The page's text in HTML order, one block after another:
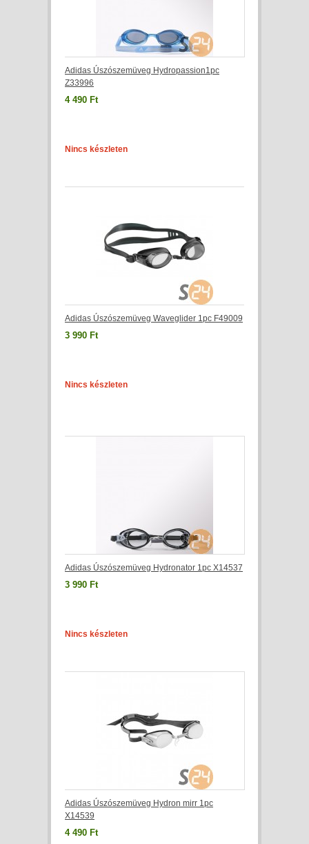
Adidas Úszószemüveg Hydropassion1pc
Z33996
4 490 Ft
Nincs készleten
Adidas Úszószemüveg Waveglider 1pc F49009
3 990 Ft
Nincs készleten
Adidas Úszószemüveg Hydronator 1pc X14537
3 990 Ft
Nincs készleten
Adidas Úszószemüveg Hydron mirr 1pc
X14539
4 490 Ft